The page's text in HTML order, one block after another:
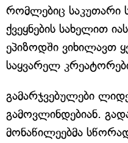
რომლებიც საკუთარი
ქვეყნების სახელით
ეპიზოდში ვიხილავთ
საყვარელ
გამარჯვებულები
გამოვლინდებიან.
მონაწილეებმა